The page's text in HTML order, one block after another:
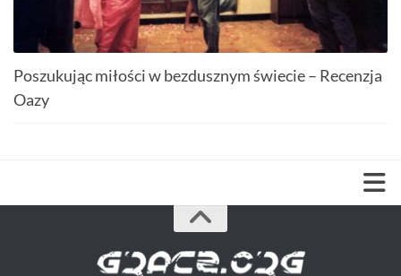
Poszukując miłości w bezdusznym świecie – Recenzja
Oazy